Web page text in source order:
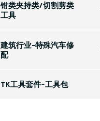
钳类夹持类/切割剪类
工具
建筑行业-特殊汽车修
配
TK工具套件-工具包